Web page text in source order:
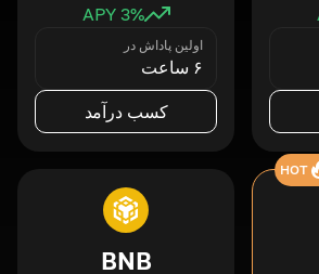
3% APY
اولین پاداش در
۶ ساعت
کسب درآمد
HOT
BNB